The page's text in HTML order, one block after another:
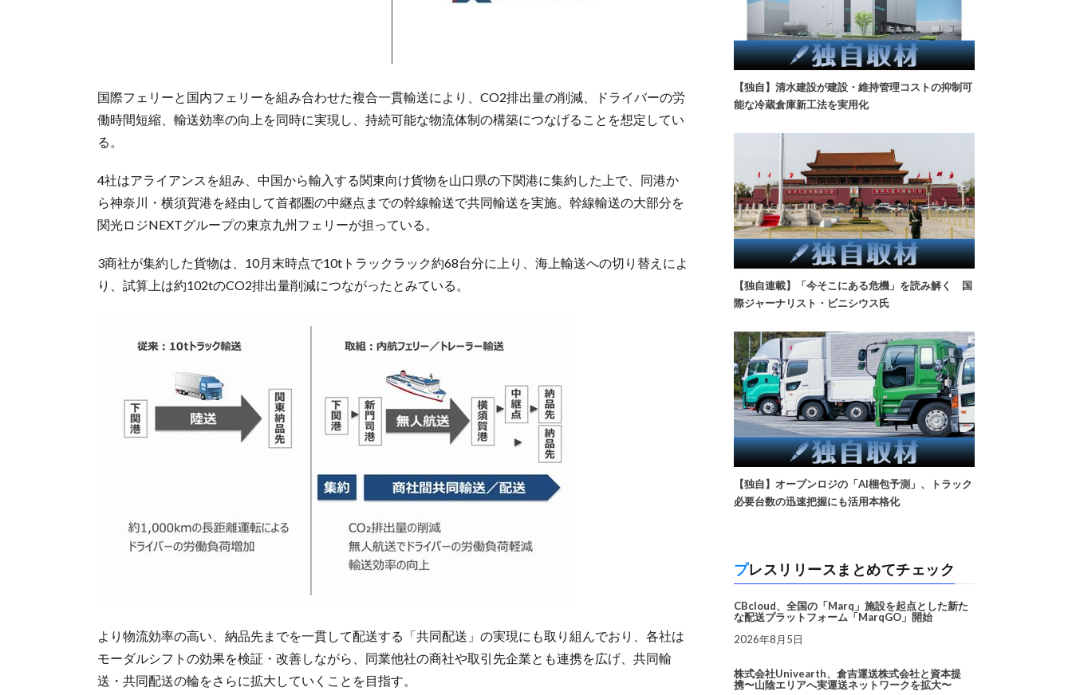
国際フェリーと国内フェリーを組み合わせた複合一貫輸送により、CO2排出量の削減、ドライバーの労
働時間短縮、輸送効率の向上を同時に実現し、持続可能な物流体制の構築につなげることを想定してい
る。
4社はアライアンスを組み、中国から輸入する関東向け貨物を山口県の下関港に集約した上で、同港か
ら神奈川・横須賀港を経由して首都圏の中継点までの幹線輸送で共同輸送を実施。幹線輸送の大部分を
関光ロジNEXTグループの東京九州フェリーが担っている。
3商社が集約した貨物は、10月末時点で10tトラックラック約68台分に上り、海上輸送への切り替えによ
り、試算上は約102tのCO2排出量削減につながったとみている。
より物流効率の高い、納品先までを一貫して配送する「共同配送」の実現にも取り組んでおり、各社は
モーダルシフトの効果を検証・改善しながら、同業他社の商社や取引先企業とも連携を広げ、共同輸
送・共同配送の輪をさらに拡大していくことを目指す。
【独自】清水建設が建設・維持管理コストの抑制可
能な冷蔵倉庫新工法を実用化
【独自連載】「今そこにある危機」を読み解く 国
際ジャーナリスト・ビニシウス氏
【独自】オープンロジの「AI梱包予測」、トラック
必要台数の迅速把握にも活用本格化
プレスリリースまとめてチェック
CBcloud、全国の「Marq」施設を起点とした新た
な配送プラットフォーム「MarqGO」開始
2026年8月5日
株式会社Univearth、倉吉運送株式会社と資本提
携〜山陰エリアへ実運送ネットワークを拡大〜